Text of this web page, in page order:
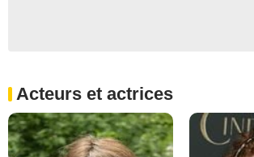
Acteurs et actrices